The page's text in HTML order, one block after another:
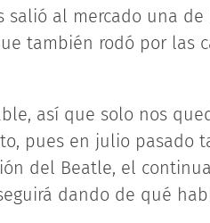
salió al mercado una de
también rodó por las
así que solo nos
pues en julio pasado
del Beatle, el
dando de qué